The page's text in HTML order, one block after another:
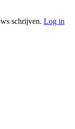
schrijven. Log in